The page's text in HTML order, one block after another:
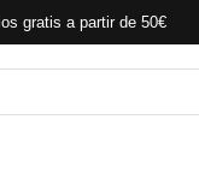
gratis a partir de 50€